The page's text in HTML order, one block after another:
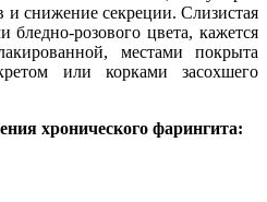
снижение секреции. Слизистая
бледно-розового цвета, кажется
местами покрыта
или корками засохшего
хронического фарингита: